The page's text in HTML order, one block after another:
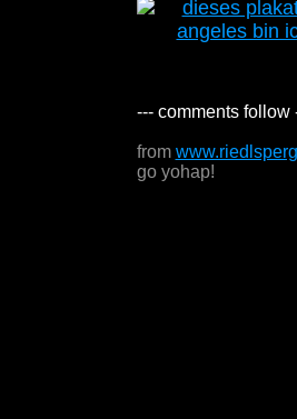
--- comments follow
from
go yohap!